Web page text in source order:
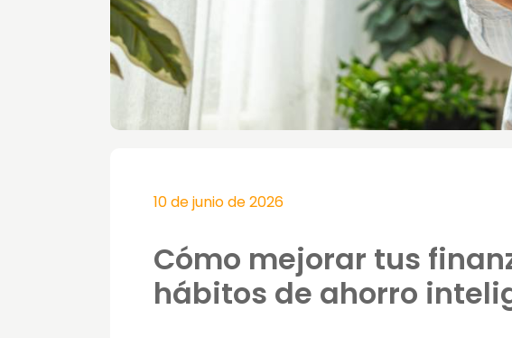
10 de junio de 2026
Cómo mejorar tus
hábitos de ahorro